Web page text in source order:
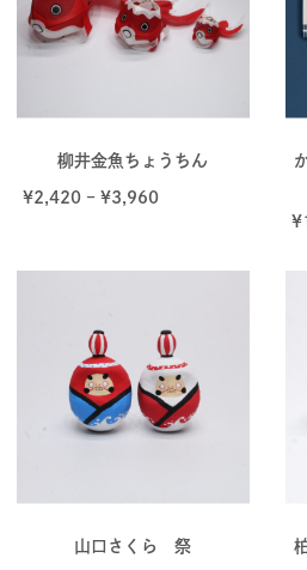
柳井金魚ちょうちん
¥2,420– ¥3,960
¥
山口さくら 祭